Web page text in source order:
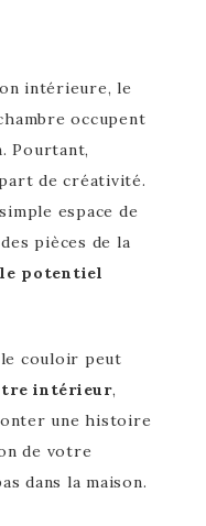
intérieure, le
occupent
Pourtant,
de créativité.
espace de
pièces de la
potentiel
couloir peut
intérieur,
une histoire
de votre
dans la maison.